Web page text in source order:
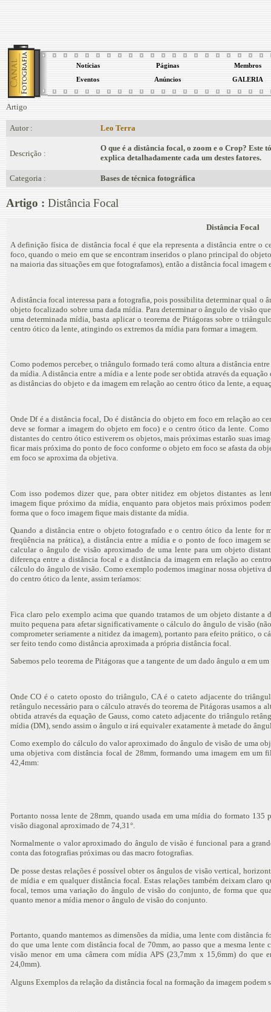
Notícias Páginas Membros
Eventos Anúncios GALERIA
Artigo
Autor : Leo Terra
Descrição :
O que é a distância focal, o zoom e o Crop? Este
explica detalhadamente cada um destes fatores.
Categoria : Bases de técnica fotográfica
Artigo : Distância Focal
Distância Focal
A definição física de distância focal é que ela representa a distância entre o
foco, quando o meio em que se encontram inseridos o plano principal do
na maioria das situações em que fotografamos), então a distância focal
A distância focal interessa para a fotografia, pois possibilita determinar qual o
objeto focalizado sobre uma dada mídia. Para determinar o ângulo de visão
uma determinada mídia, basta aplicar o teorema de Pitágoras sobre o
centro ótico da lente, atingindo os extremos da mídia para formar a imagem.
Como podemos perceber, o triângulo formado terá como altura a distância
da mídia. A distância entre a mídia e a lente pode ser obtida através da
as distâncias do objeto e da imagem em relação ao centro ótico da lente, a
Onde Df é a distância focal, Do é distância do objeto em foco em relação ao
deve se formar a imagem do objeto em foco) e o centro ótico da lente. Como
distantes do centro ótico estiverem os objetos, mais próximas estarão suas
ficar mais próxima do ponto de foco conforme o objeto em foco se afasta da
em foco se aproxima da objetiva.
Com isso podemos dizer que, para obter nitidez em objetos distantes as
imagem fique próximo da mídia, enquanto para objetos mais próximos
forma que o foco imagem fique mais distante da mídia.
Quando a distância entre o objeto fotografado e o centro ótico da lente for
freqüência na prática), a distância entre a mídia e o ponto de foco imagem
calcular o ângulo de visão aproximado de uma lente para um objeto
diferença entre a distância focal e a distância da imagem em relação ao
cálculo do ângulo de visão. Como exemplo podemos imaginar nossa objetiva
do centro ótico da lente, assim teríamos:
Fica claro pelo exemplo acima que quando tratamos de um objeto distante
muito pequena para afetar significativamente o cálculo do ângulo de visão
comprometer seriamente a nitidez da imagem), portanto para efeito prático, o
ser feito tendo como distância aproximada a própria distância focal.
Sabemos pelo teorema de Pitágoras que a tangente de um dado ângulo α em
Onde CO é o cateto oposto do triângulo, CA é o cateto adjacente do
retângulo necessário para o cálculo através do teorema de Pitágoras usamos a
obtida através da equação de Gauss, como cateto adjacente do triângulo
mídia (DM), sendo assim o ângulo α irá equivaler exatamente à metade do
Como exemplo do cálculo do valor aproximado do ângulo de visão de uma
uma objetiva com distância focal de 28mm, formando uma imagem em
42,4mm:
Portanto nossa lente de 28mm, quando usada em uma mídia do formato
visão diagonal aproximado de 74,31°.
Normalmente o valor aproximado do ângulo de visão é funcional para a
conta das fotografias próximas ou das macro fotografias.
De posse destas relações é possível obter os ângulos de visão vertical,
de mídia e em qualquer distância focal. Estas relações também deixam claro
focal, temos uma variação do ângulo de visão do conjunto, de forma que
quanto menor a mídia menor o ângulo de visão do conjunto.
Portanto, quando mantemos as dimensões da mídia, uma lente com distância
do que uma lente com distância focal de 70mm, ao passo que a mesma
visão menor em uma câmera com mídia APS (23,7mm x 15,6mm) do que
24,0mm).
Alguns Exemplos da relação da distância focal na formação da imagem podem